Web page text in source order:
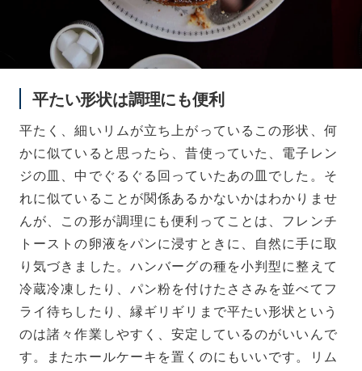
平たい形状は調理にも便利
平たく、細いリムが立ち上がっているこの形状、何
かに似ていると思ったら、昔使っていた、電子レン
ジの皿、中でぐるぐる回っていたあの皿でした。そ
れに似ていることが関係あるかないかはわかりませ
んが、この形が調理にも便利ってことは、フレンチ
トーストの卵液をパンに浸すときに、自然に手に取
り気づきました。ハンバーグの種を小判型に整えて
冷蔵冷凍したり、パン粉を付けたささみを並べてフ
ライ待ちしたり、縁ギリギリまで平たい形状という
のは諸々作業しやすく、安定しているのがいいんで
す。またホールケーキを置くのにもいいです。リム